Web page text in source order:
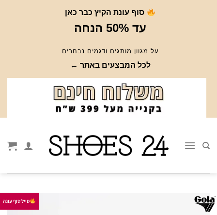
סוף עונת הקיץ כבר כאן
עד 50% הנחה
על מגוון מותגים ודגמים נבחרים
לכל המבצעים באתר ←
סייל סוף עונה